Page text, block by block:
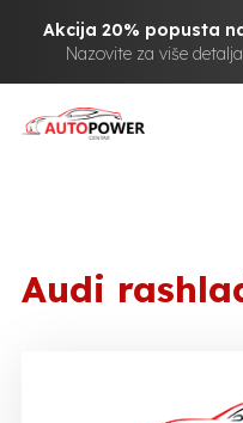
Akcija 20% popusta
Nazovite za više
Audi